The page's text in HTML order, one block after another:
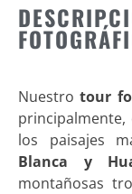
Nuestrotour
los paisajes
Blanca y
montañosas